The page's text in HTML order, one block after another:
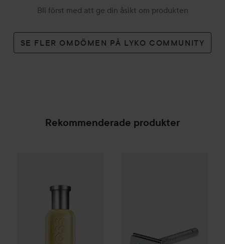
Bli först med att ge din åsikt om produkten
SE FLER OMDÖMEN PÅ LYKO COMMUNITY
Rekommenderade produkter